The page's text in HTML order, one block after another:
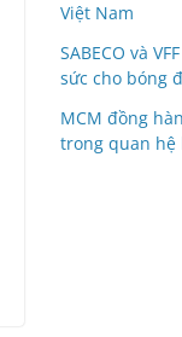
Việt Nam
SABECO và
sức cho bóng
MCM đồng
trong quan hệ